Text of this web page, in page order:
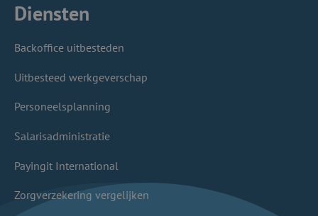
Diensten
Backoffice uitbesteden
Uitbesteed werkgeverschap
Personeelsplanning
Salarisadministratie
Payingit International
Zorgverzekering vergelijken